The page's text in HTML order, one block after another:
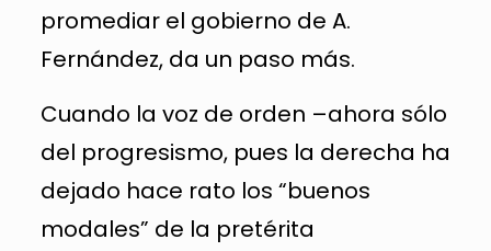
promediar el gobierno de A.
Fernández, da un paso más.
Cuando la voz de orden –ahora sólo
del progresismo, pues la derecha ha
dejado hace rato los “buenos
modales” de la pretérita